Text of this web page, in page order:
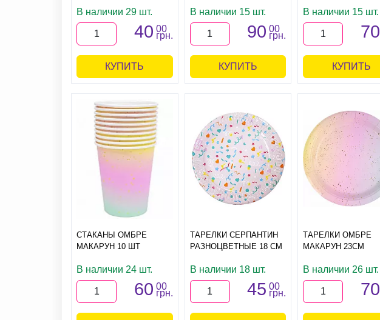
В наличии 29 шт.
40 00
грн.
КУПИТЬ
В наличии 15 шт.
90 00
грн.
КУПИТЬ
В наличии 15 шт.
70
КУПИТЬ
СТАКАНЫ ОМБРЕ
МАКАРУН 10 ШТ
В наличии 24 шт.
60 00
грн.
ТАРЕЛКИ СЕРПАНТИН
РАЗНОЦВЕТНЫЕ 18 СМ
В наличии 18 шт.
45 00
грн.
ТАРЕЛКИ ОМБРЕ
МАКАРУН 23СМ
В наличии 26 шт.
70